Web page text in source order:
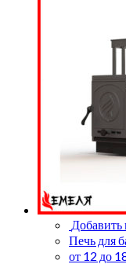
Печь для
от 12 до